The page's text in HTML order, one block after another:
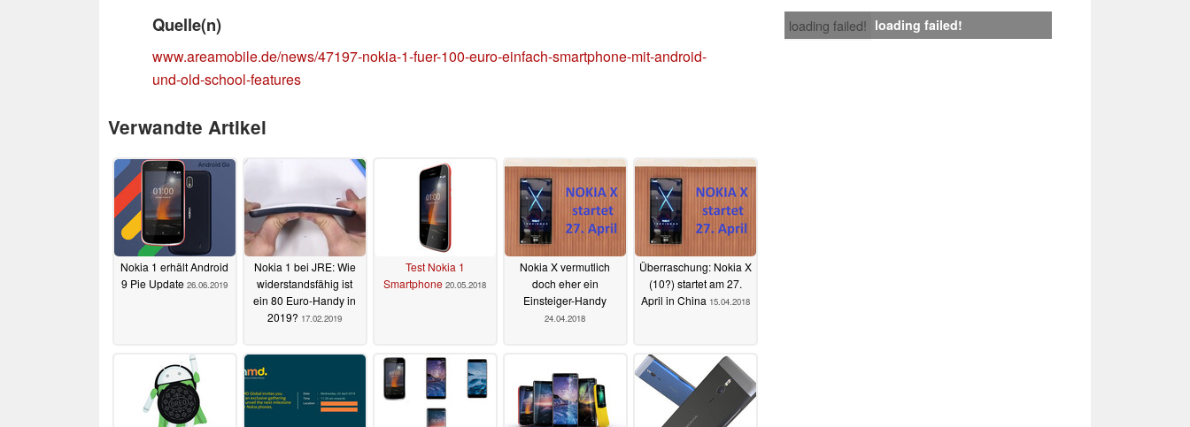
loading failed! loading failed!
Quelle(n)
www.areamobile.de/news/47197-nokia-1-fuer-100-euro-einfach-smartphone-mit-android-
und-old-school-features
Verwandte Artikel
Nokia 1 erhält Android
9 Pie Update 26.06.2019
Nokia 1 bei JRE: Wie
widerstandsfähig ist
ein 80 Euro-Handy in
2019? 17.02.2019
Test Nokia 1
Smartphone 20.05.2018
Nokia X vermutlich
doch eher ein
Einsteiger-Handy
24.04.2018
Überraschung: Nokia X
(10?) startet am 27.
April in China 15.04.2018